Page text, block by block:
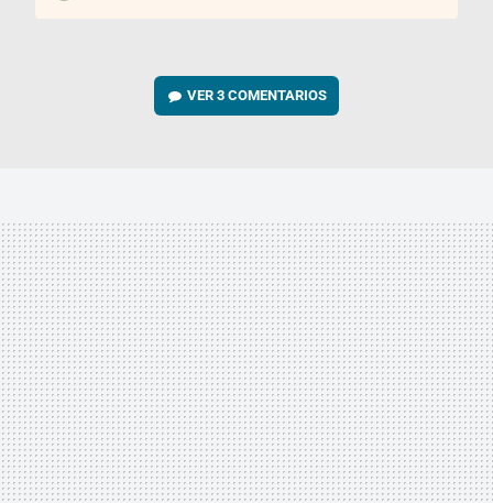
VER3 COMENTARIOS